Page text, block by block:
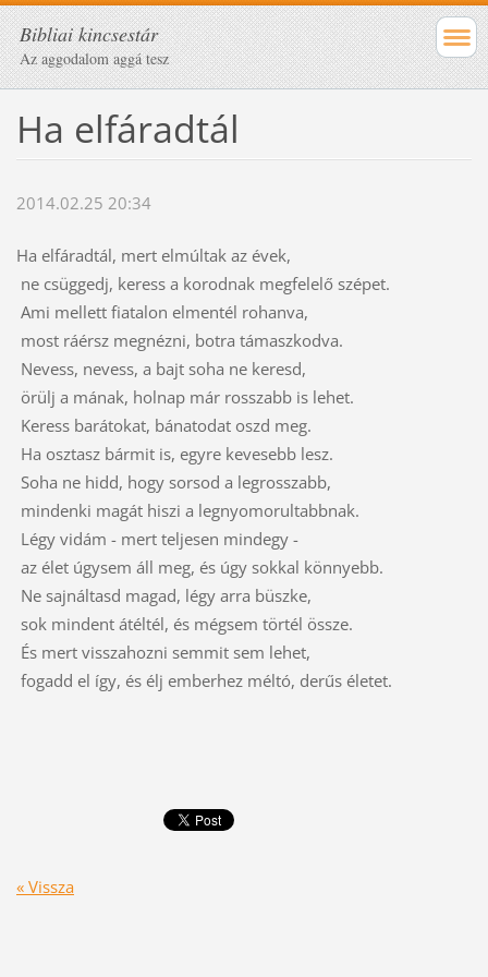
Bibliai kincsestár
Az aggodalom aggá tesz
Ha elfáradtál
2014.02.25 20:34
Ha elfáradtál, mert elmúltak az évek,
ne csüggedj, keress a korodnak megfelelő szépet.
Ami mellett fiatalon elmentél rohanva,
most ráérsz megnézni, botra támaszkodva.
Nevess, nevess, a bajt soha ne keresd,
örülj a mának, holnap már rosszabb is lehet.
Keress barátokat, bánatodat oszd meg.
Ha osztasz bármit is, egyre kevesebb lesz.
Soha ne hidd, hogy sorsod a legrosszabb,
mindenki magát hiszi a legnyomorultabbnak.
Légy vidám - mert teljesen mindegy -
az élet úgysem áll meg, és úgy sokkal könnyebb.
Ne sajnáltasd magad, légy arra büszke,
sok mindent átéltél, és mégsem törtél össze.
És mert visszahozni semmit sem lehet,
fogadd el így, és élj emberhez méltó, derűs életet.
« Vissza